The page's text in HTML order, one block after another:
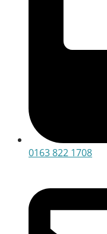
0163 822 1708